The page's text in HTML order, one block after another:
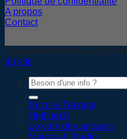
A propos
Contact
Tous droits réservés 2026 ©
du site
Brico & Travaux
High tech
Le coin des artisans
Maison & Jardin